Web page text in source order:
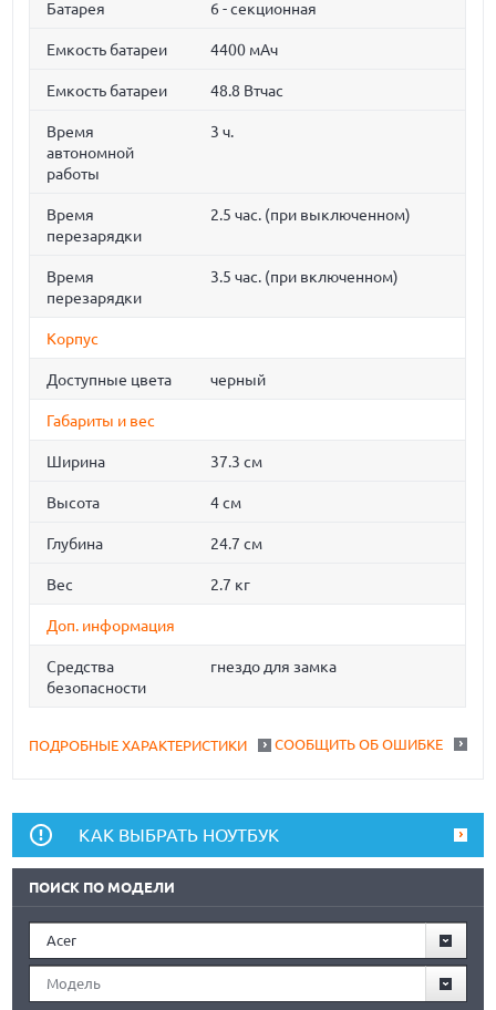
Батарея 6 - секционная
Емкость батареи 4400 мАч
Емкость батареи 48.8 Втчас
Время
автономной
работы
3 ч.
Время
перезарядки
2.5 час. (при выключенном)
Время
перезарядки
3.5 час. (при включенном)
Корпус
Доступные цвета черный
Габариты и вес
Ширина 37.3 см
Высота 4 см
Глубина 24.7 см
Вес 2.7 кг
Доп. информация
Средства
безопасности
гнездо для замка
СООБЩИТЬ ОБ ОШИБКЕ
ПОДРОБНЫЕ ХАРАКТЕРИСТИКИ
КАК ВЫБРАТЬ НОУТБУК
ПОИСК ПО МОДЕЛИ
Acer
Модель